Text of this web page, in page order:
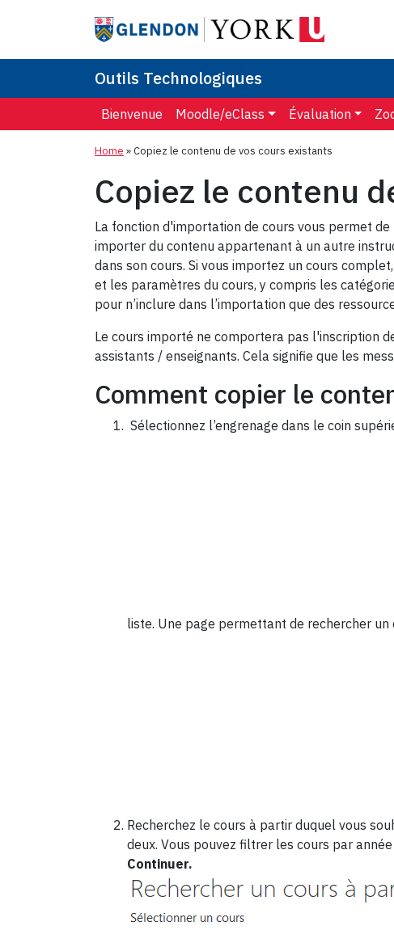
Outils Technologiques
Bienvenue Moodle/eClass Évaluation
Home »Copiez le contenu de vos cours existants
Copiez le contenu
La fonction d'importation de cours vous permet
importer du contenu appartenant à un autre
dans son cours. Si vous importez un cours
et les paramètres du cours, y compris les
pour n’inclure dans l’importation que des
Le cours importé ne comportera pas l'inscription
assistants / enseignants. Cela signifie que les
Comment copier le
Sélectionnez l’engrenage dans le coin
liste. Une page permettant de rechercher
Recherchez le cours à partir duquel vous
deux. Vous pouvez filtrer les cours par
Continuer.